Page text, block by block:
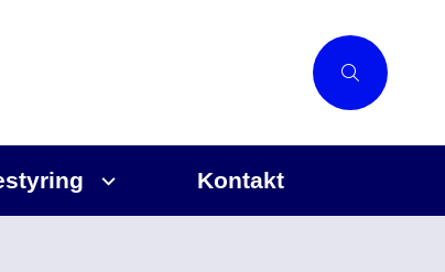
Kontakt